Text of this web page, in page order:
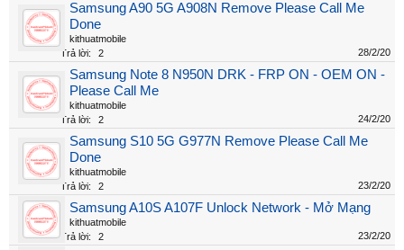
Samsung A90 5G A908N Remove Please Call Me
Done
kithuatmobile
Trả lời:
2 28/2/20
Samsung Note 8 N950N DRK - FRP ON - OEM ON -
Please Call Me
kithuatmobile
Trả lời:
2 24/2/20
Samsung S10 5G G977N Remove Please Call Me
Done
kithuatmobile
Trả lời:
2 23/2/20
Samsung A10S A107F Unlock Network - Mở Mạng
kithuatmobile
Trả lời:
2 23/2/20